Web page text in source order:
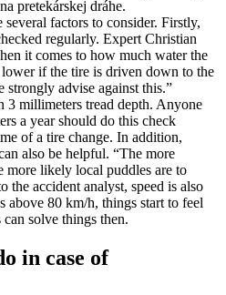
pretekárskej dráhe.
factors to consider. Firstly,
regularly. Expert Christian
it comes to how much water the
if the tire is driven down to the
strongly advise against this.”
3 millimeters tread depth. Anyone
a year should do this check
of a tire change. In addition,
also be helpful. “The more
more likely local puddles are to
the accident analyst, speed is also
above 80 km/h, things start to feel
solve things then.
in case of